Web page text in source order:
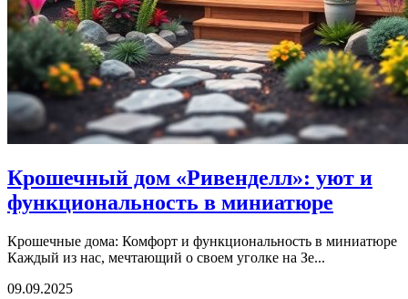
Крошечный дом «Ривенделл»: уют и
функциональность в миниатюре
Крошечные дома: Комфорт и функциональность в миниатюре
Каждый из нас, мечтающий о своем уголке на Зе...
09.09.2025